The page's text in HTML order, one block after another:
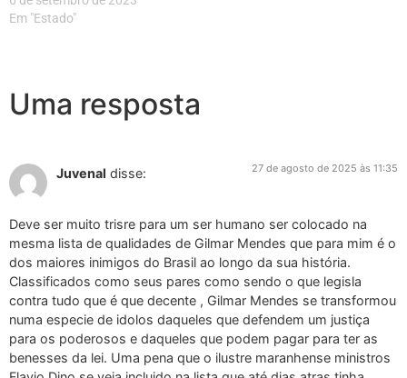
Em "Estado"
Uma resposta
Juvenal disse: 27 de agosto de 2025 às 11:35
Deve ser muito trisre para um ser humano ser colocado na
mesma lista de qualidades de Gilmar Mendes que para mim é o
dos maiores inimigos do Brasil ao longo da sua história.
Classificados como seus pares como sendo o que legisla
contra tudo que é que decente , Gilmar Mendes se transformou
numa especie de idolos daqueles que defendem um justiça
para os poderosos e daqueles que podem pagar para ter as
benesses da lei. Uma pena que o ilustre maranhense ministros